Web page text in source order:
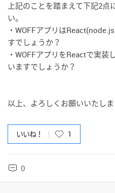
上記のことを踏まえて下記2
い。
・WOFFアプリは
すでしょうか？
・WOFFアプリをReactで実装
いますでしょうか？
以上、よろしくお願いいたしま
いいね！ 1
0